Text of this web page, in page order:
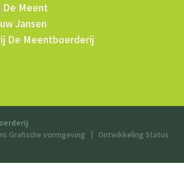
De Meent
Jansen
De Meentboerderij
Grafische vormgeving
Ontwikkeling Status